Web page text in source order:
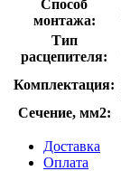
Способ
монтажа:
Тип
расцепителя:
Комплектация:
Сечение, мм2:
Доставка
Оплата